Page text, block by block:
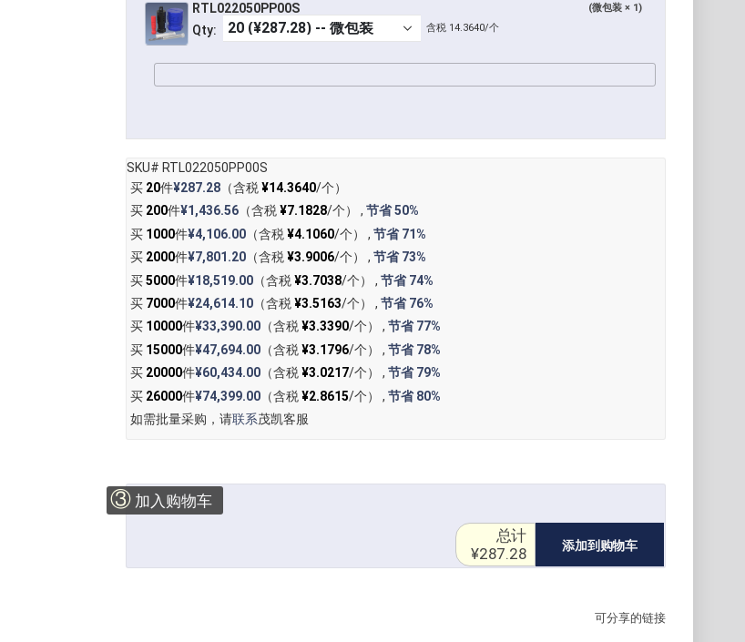
RTL022050PP00S (微包装 × 1)
Qty: 含税 14.3640/个
SKU# RTL022050PP00S
买 20件¥287.28（含税¥14.3640/个）
买 200件¥1,436.56（含税¥7.1828/个） , 节省50%
买 1000件¥4,106.00（含税¥4.1060/个） , 节省71%
买 2000件¥7,801.20（含税¥3.9006/个） , 节省73%
买5000件¥18,519.00（含税¥3.7038/个） , 节省74%
买 7000件¥24,614.10（含税¥3.5163/个） , 节省76%
买 10000件¥33,390.00（含税¥3.3390/个） , 节省77%
买 15000件¥47,694.00（含税¥3.1796/个） , 节省78%
买 20000件¥60,434.00（含税¥3.0217/个） , 节省79%
买 26000件¥74,399.00（含税¥2.8615/个） , 节省80%
如需批量采购，请联系茂凯客服
③ 加入购物车
添加到购物车
总计
¥287.28
可分享的链接